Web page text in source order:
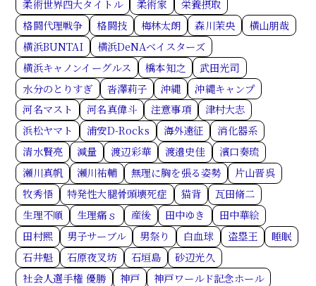
柔術世界四大タイトル
柔術家
栄養摂取
格闘代理戦争
格闘技 梅林太朗 森川茉央
横山朋哉
横浜BUNTAI
横浜DeNAベイスターズ
横浜キャノンイーグルス
橋本知之
武田光司
水分のとりすぎ
沓澤莉子 沖縄
沖縄キャンプ
河名マスト
河名真偉斗 注意事項
津村大志
浜松ヤマト
浦安D-Rocks 海外遠征
消化器系
清水賢亮
減量 渡辺彩華 渡邉史佳
濱口奏琉
瀬川真帆
瀬川祐輔 無理に胸を張る姿勢
片山晋呉
牧秀悟
特発性大腿骨頭壊死症 猫背
瓦田脩二
生理不順
生理痛ｓ 産後 田中ゆき
田中華絵
田村熙
男子サーブル 男祭り 白血球 盗塁王
睡眠
石井魁
石原夜叉坊 石垣島
砂辺光久
社会人選手権 優勝
神戸
神戸ワールド記念ホール